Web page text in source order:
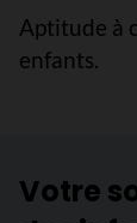
Aptitude à
enfants.
Votre